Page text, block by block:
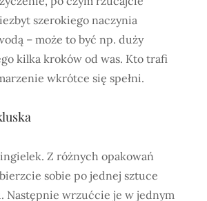
szerokiego naczynia
– może to być np. duży
kilka kroków od was. Kto trafi
wkrótce się spełni.
Z różnych opakowań
sobie po jednej sztuce
Następnie wrzućcie je w jednym